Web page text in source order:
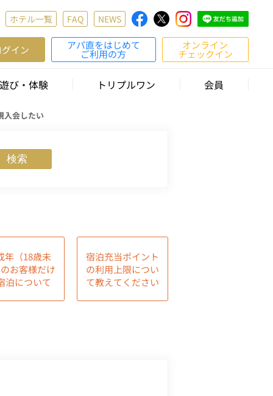
ホテル一覧 FAQ NEWS
グイン アパ直をはじめて
ご利用の方
オンライン
チェックイン
遊び・体験 トリプルワン 会員
入会したい
検索
年（18歳未
お客様だけ
泊について
宿泊充当ポイント
の利用上限につい
て教えてください